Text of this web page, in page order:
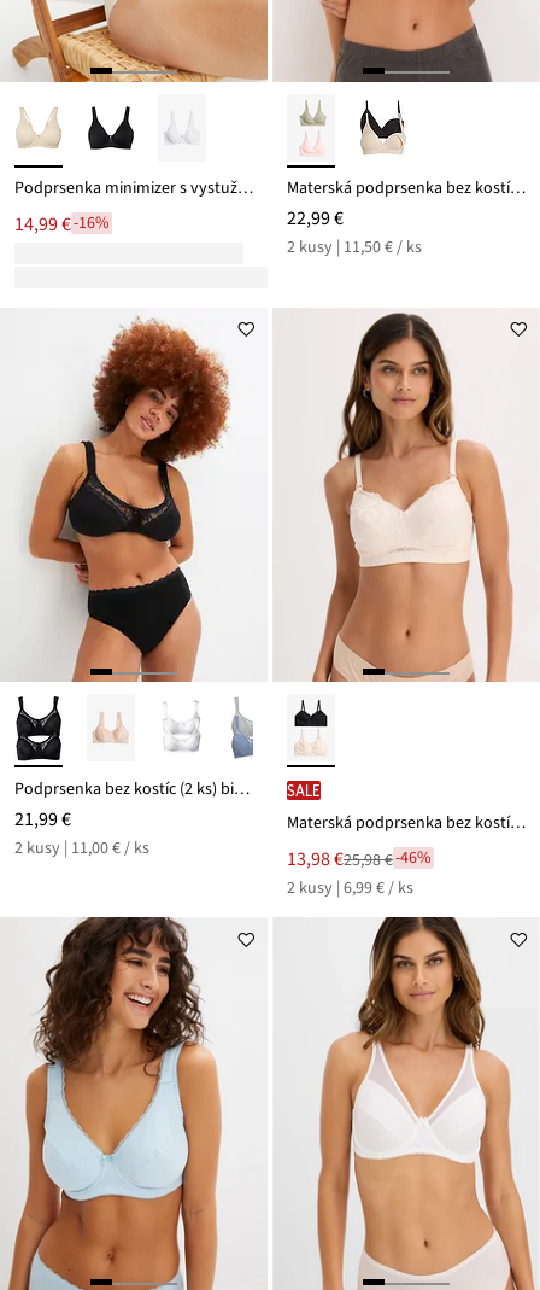
Podprsenka minimizer s vystuženými ramienkami
14,99 €-16%
Materská podprsenka bez kostíc, s bio bavlnou (2 ks)
22,99 €
2 kusy | 11,50 € / ks
Podprsenka bez kostíc (2 ks) bio bavlna
21,99 €
2 kusy | 11,00 € / ks
SALE
Materská podprsenka bez kostíc, s čipkou (2 ks)
Nová
cena
je
13,98 €
Zľava
z
25,98 €-46%
2 kusy | 6,99 € / ks